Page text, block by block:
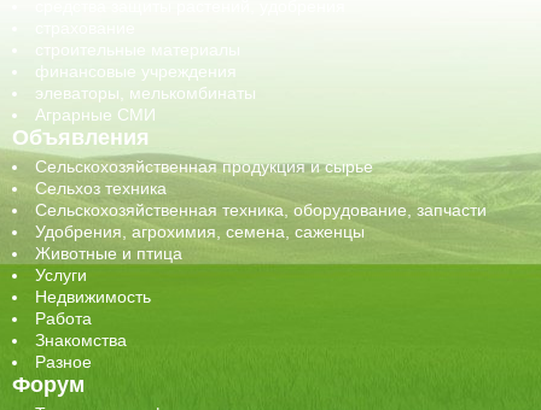
строительные материалы
финансовые учреждения
элеваторы, мелькомбинаты
Аграрные СМИ
Объявления
Сельскохозяйственная продукция и сырье
Сельхоз техника
Сельскохозяйственная техника, оборудование, запчасти
Удобрения, агрохимия, семена, саженцы
Животные и птица
Услуги
Недвижимость
Работа
Знакомства
Разное
Форум